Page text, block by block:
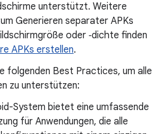
unterstützt. Weitere
Generieren separater APKs
oder ‑dichte finden
APKs erstellen.
folgenden Best Practices, um alle
zu unterstützen:
System bietet eine umfassende
für Anwendungen, die alle